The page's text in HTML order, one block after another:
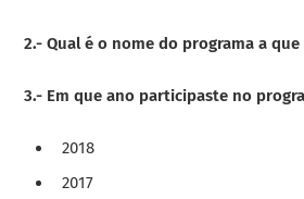
2.- Qual é o nome do programa a
3.- Em que ano participaste no
2018
2017